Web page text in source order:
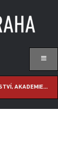
AKADEMIE...